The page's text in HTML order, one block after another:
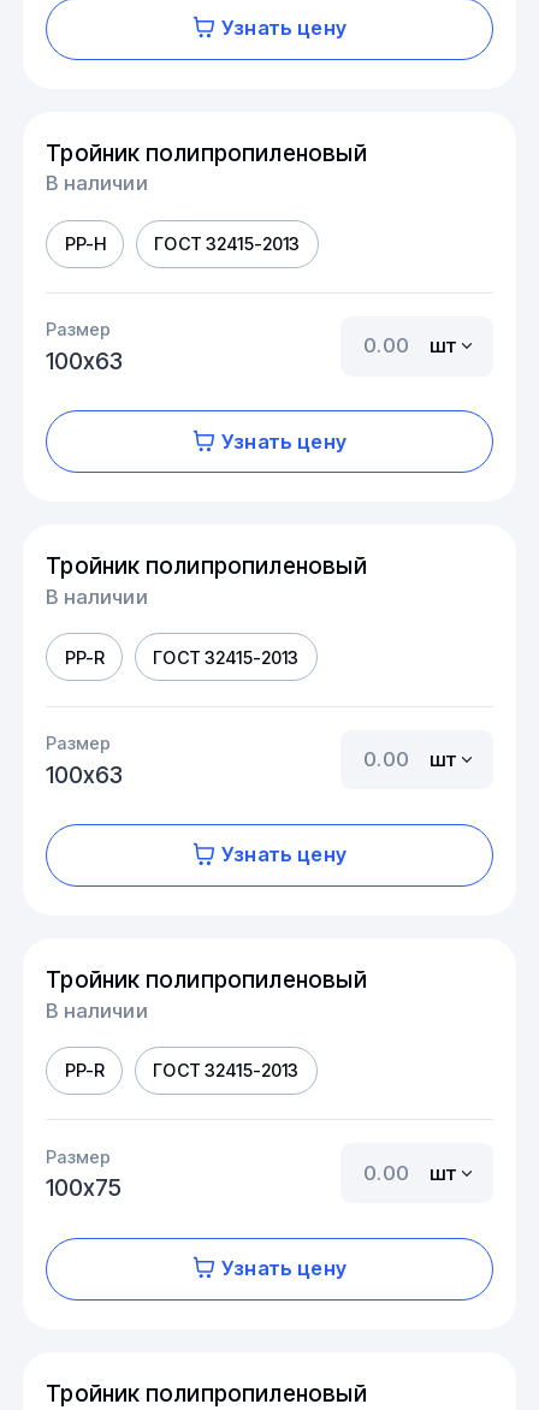
Узнать цену
Тройник полипропиленовый
В наличии
PP-H ГОСТ 32415-2013
Размер
100х63
шт
Узнать цену
Тройник полипропиленовый
В наличии
PP-R ГОСТ 32415-2013
Размер
100х63
шт
Узнать цену
Тройник полипропиленовый
В наличии
PP-R ГОСТ 32415-2013
Размер
100х75
шт
Узнать цену
Тройник полипропиленовый